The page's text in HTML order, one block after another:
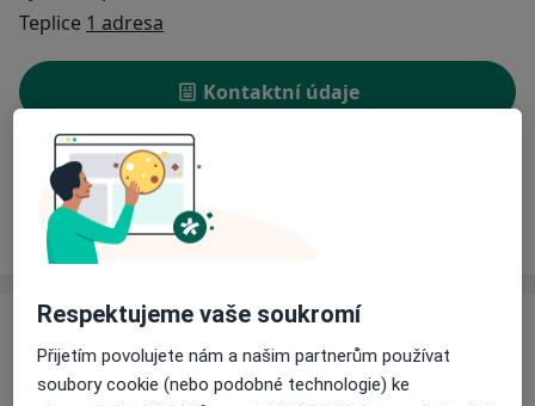
Teplice 1 adresa
Kontaktní údaje
Rezervovat termín
Ceník Adresy
Ceník
Informace o službách a cenách nejsou k dispozici
Respektujeme vaše soukromí
Přijetím povolujete nám a našim partnerům používat
soubory cookie (nebo podobné technologie) ke